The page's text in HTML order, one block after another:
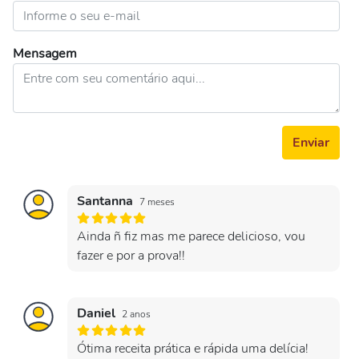
Mensagem
Enviar
Santanna 7 meses
Ainda ñ fiz mas me parece delicioso, vou
fazer e por a prova!!
Daniel 2 anos
Ótima receita prática e rápida uma delícia!